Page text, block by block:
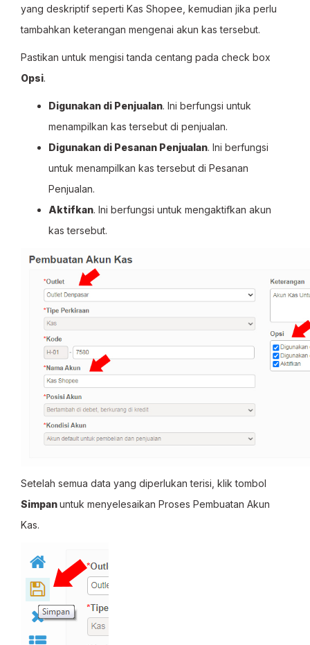
yang deskriptif seperti Kas Shopee, kemudian jika perlu
tambahkan keterangan mengenai akun kas tersebut.
Pastikan untuk mengisi tanda centang pada check box
Opsi.
Digunakan di Penjualan. Ini berfungsi untuk
menampilkan kas tersebut di penjualan.
Digunakan di Pesanan Penjualan. Ini berfungsi
untuk menampilkan kas tersebut di Pesanan
Penjualan.
Aktifkan. Ini berfungsi untuk mengaktifkan akun
kas tersebut.
Setelah semua data yang diperlukan terisi, klik tombol
Simpanuntuk menyelesaikan Proses Pembuatan Akun
Kas.